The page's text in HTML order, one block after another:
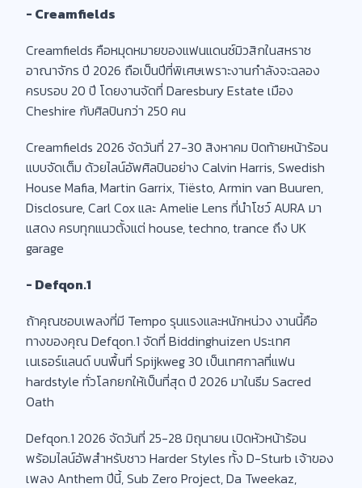
- Creamfields
Creamfields คือหมุดหมายของแฟนแดนซ์มิวสิกในสหราช
อาณาจักร ปี 2026 ถือเป็นปีที่พิเศษเพราะงานกำลังจะฉลอง
ครบรอบ 20 ปี โดยงานจัดที่ Daresbury Estate เมือง
Cheshire กับศิลปินกว่า 250 คน
Creamfields 2026 จัดวันที่ 27-30 สิงหาคม ปิดท้ายหน้าร้อน
แบบจัดเต็ม ด้วยไลน์อัพศิลปินอย่าง Calvin Harris, Swedish
House Mafia, Martin Garrix, Tiësto, Armin van Buuren,
Disclosure, Carl Cox และ Amelie Lens ที่นำโชว์ AURA มา
แสดง ครบทุกแนวตั้งแต่ house, techno, trance ถึง UK
garage
- Defqon.1
ถ้าคุณชอบเพลงที่มี Tempo รุนแรงและหนักหน่วง งานนี้คือ
ทางของคุณ Defqon.1 จัดที่ Biddinghuizen ประเทศ
เนเธอร์แลนด์ บนพื้นที่ Spijkweg 30 เป็นเทศกาลที่แฟน
hardstyle ทั่วโลกยกให้เป็นที่สุด ปี 2026 มาในธีม Sacred
Oath
Defqon.1 2026 จัดวันที่ 25-28 มิถุนายน เปิดหัวหน้าร้อน
พร้อมไลน์อัพสำหรับชาว Harder Styles ทั้ง D-Sturb เจ้าของ
เพลง Anthem ปีนี้, Sub Zero Project, Da Tweekaz,